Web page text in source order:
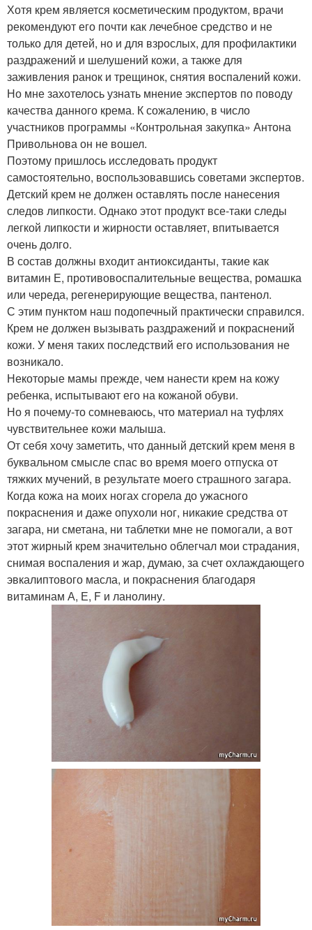
Хотя крем является косметическим продуктом, врачи
рекомендуют его почти как лечебное средство и не
только для детей, но и для взрослых, для профилактики
раздражений и шелушений кожи, а также для
заживления ранок и трещинок, снятия воспалений кожи.
Но мне захотелось узнать мнение экспертов по поводу
качества данного крема. К сожалению, в число
участников программы «Контрольная закупка» Антона
Привольнова он не вошел.
Поэтому пришлось исследовать продукт
самостоятельно, воспользовавшись советами экспертов.
Детский крем не должен оставлять после нанесения
следов липкости. Однако этот продукт все-таки следы
легкой липкости и жирности оставляет, впитывается
очень долго.
В состав должны входит антиоксиданты, такие как
витамин Е, противовоспалительные вещества, ромашка
или череда, регенерирующие вещества, пантенол.
С этим пунктом наш подопечный практически справился.
Крем не должен вызывать раздражений и покраснений
кожи. У меня таких последствий его использования не
возникало.
Некоторые мамы прежде, чем нанести крем на кожу
ребенка, испытывают его на кожаной обуви.
Но я почему-то сомневаюсь, что материал на туфлях
чувствительнее кожи малыша.
От себя хочу заметить, что данный детский крем меня в
буквальном смысле спас во время моего отпуска от
тяжких мучений, в результате моего страшного загара.
Когда кожа на моих ногах сгорела до ужасного
покраснения и даже опухоли ног, никакие средства от
загара, ни сметана, ни таблетки мне не помогали, а вот
этот жирный крем значительно облегчал мои страдания,
снимая воспаления и жар, думаю, за счет охлаждающего
эвкалиптового масла, и покраснения благодаря
витаминам А, Е, F и ланолину.